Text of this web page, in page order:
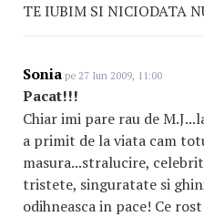
TE IUBIM SI NICIODATA
Sonia pe 27 Iun 2009, 11:00
Pacat!!!
Chiar imi pare rau de
a primit de la viata cam
masura...stralucire,
tristete, singuratate si
odihneasca in pace! Ce